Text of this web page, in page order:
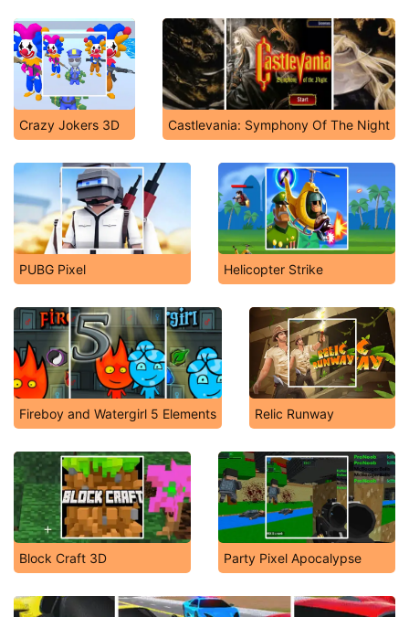
Crazy Jokers 3D Castlevania: Symphony Of The Night
PUBG Pixel Helicopter Strike
Fireboy and Watergirl 5 Elements Relic Runway
Block Craft 3D Party Pixel Apocalypse